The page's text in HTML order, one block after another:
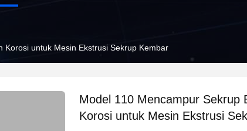
Korosi untuk Mesin Ekstrusi Sekrup Kembar
Model 110 Mencampur Sekrup
Korosi untuk Mesin Ekstrusi